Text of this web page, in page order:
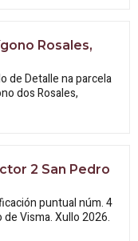
Rosales,
de Detalle na parcela
dos Rosales,
2 San Pedro
puntual núm. 4
Visma. Xullo 2026.